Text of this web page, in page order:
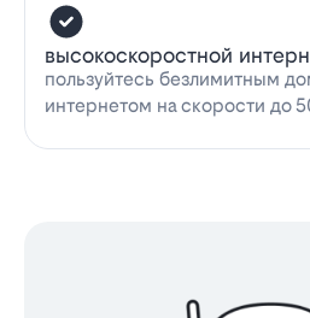
высокоскоростной
пользуйтесь безлимитным
интернетом на скорости до